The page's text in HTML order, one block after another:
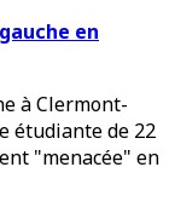
en
à Clermont-
étudiante de 22
"menacée" en